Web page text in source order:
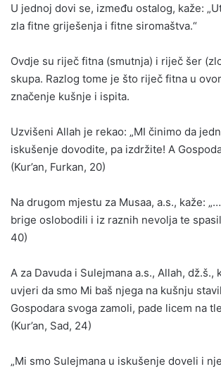
U jednoj dovi se, između ostalog, kaže:
zla fitne griješenja i fitne siromaštva.“
Ovdje su riječ fitna (smutnja) i riječ šer
skupa. Razlog tome je što riječ fitna u
značenje kušnje i ispita.
Uzvišeni Allah je rekao: „MI činimo da
iskušenje dovodite, pa izdržite! A
(Kur’an, Furkan, 20)
Na drugom mjestu za Musaa, a.s., kaže:
brige oslobodili i iz raznih nevolja te
40)
A za Davuda i Sulejmana a.s., Allah, dž.š.,
uvjeri da smo Mi baš njega na kušnju
Gospodara svoga zamoli, pade licem na
(Kur’an, Sad, 24)
„Mi smo Sulejmana u iskušenje doveli i